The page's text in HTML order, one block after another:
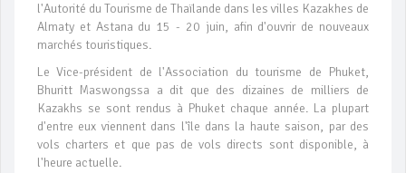
l'Autorité du Tourisme de Thaïlande dans les villes Kazakhes de
Almaty et Astana du 15 - 20 juin, afin d'ouvrir de nouveaux
marchés touristiques.
Le Vice-président de l'Association du tourisme de Phuket,
Bhuritt Maswongssa a dit que des dizaines de milliers de
Kazakhs se sont rendus à Phuket chaque année. La plupart
d'entre eux viennent dans l'île dans la haute saison, par des
vols charters et que pas de vols directs sont disponible, à
l'heure actuelle.